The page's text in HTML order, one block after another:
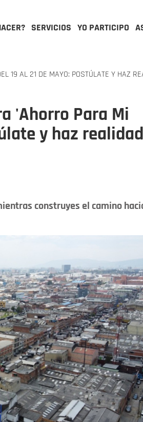
SERVICIOS YO PARTICIPO
19 AL 21 DE MAYO: POSTÚLATE Y HAZ
'Ahorro Para Mi
y haz
construyes el camino